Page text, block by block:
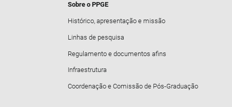
Sobre o PPGE
Histórico, apresentação e missão
Linhas de pesquisa
Regulamento e documentos afins
Infraestrutura
Coordenação e Comissão de Pós-Graduação